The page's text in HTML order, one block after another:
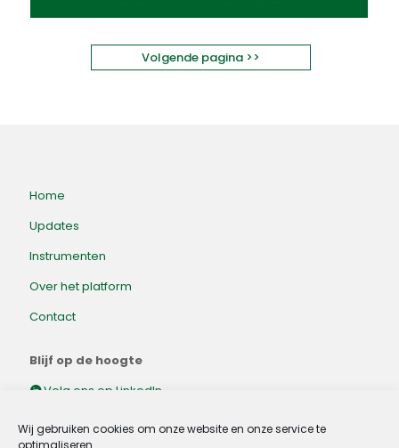
Wij gebruiken cookies om onze website en onze service te
optimaliseren.
Volgende pagina >>
Home
Updates
Instrumenten
Over het platform
Contact
Blijf op de hoogte
Volg ons op LinkedIn.